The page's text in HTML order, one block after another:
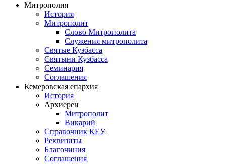
Митрополия
История
Митрополит
Слово Митрополита
Служения митрополита
Святые Кузбасса
Святыни Кузбасса
Семинария
Соглашения
Кемеровская епархия
История
Архиереи
Митрополит
Викарий
Справочник КЕУ
Реквизиты
Благочиния
Соглашения